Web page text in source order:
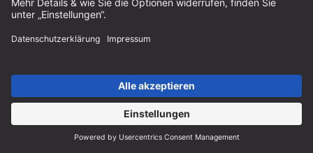
info@sautershop.de
Telefonzeit Montag bis Freitag
08:30 - 12:30 Uhr & 14:00 - 16:30 Uhr